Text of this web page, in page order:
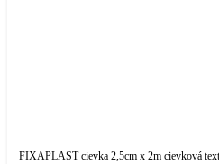
FIXAPLAST cievka 2,5cm x 2m cievková